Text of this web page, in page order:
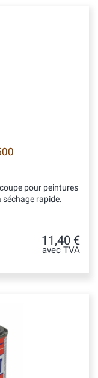
pour peintures
rapide.
11,40 €
avec TVA